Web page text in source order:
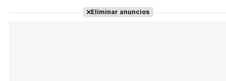
Eliminar anuncios